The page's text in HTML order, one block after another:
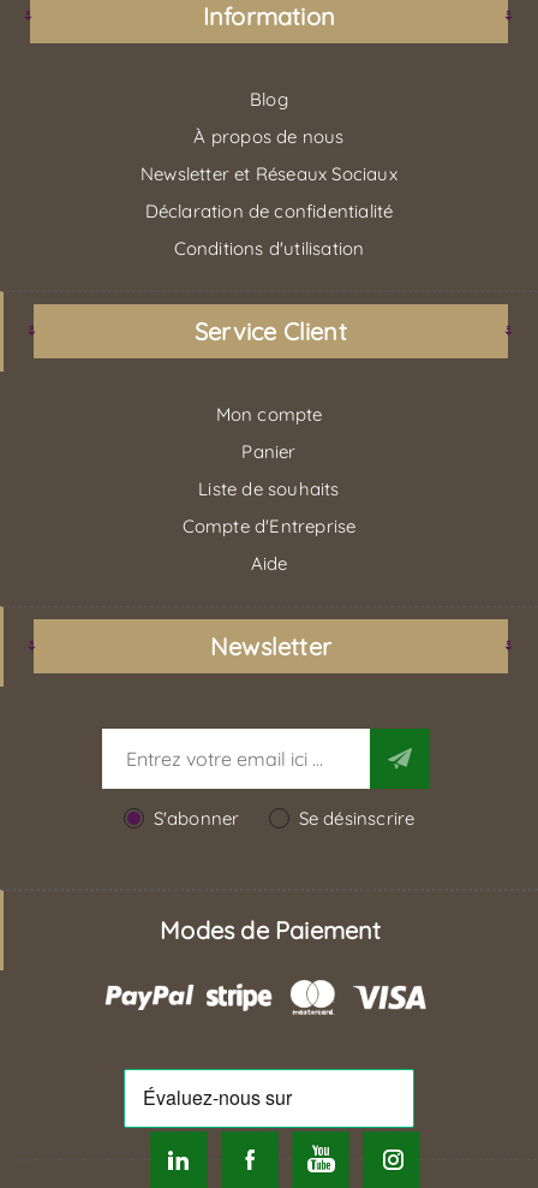
Information
Blog
À propos de nous
Newsletter et Réseaux Sociaux
Déclaration de confidentialité
Conditions d'utilisation
Service Client
Mon compte
Panier
Liste de souhaits
Compte d'Entreprise
Aide
Newsletter
S'abonner Se désinscrire
Modes de Paiement